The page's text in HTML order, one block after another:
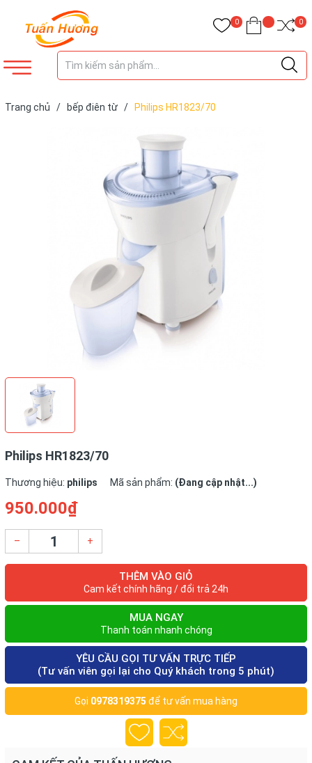
0 0
Trang chủ / bếp điên từ / Philips HR1823/70
Philips HR1823/70
Thương hiệu: philips Mã sản phẩm: (Đang cập nhật...)
950.000₫
– +
THÊM VÀO GIỎ
Cam kết chính hãng / đổi trả 24h
MUA NGAY
Thanh toán nhanh chóng
YÊU CẦU GỌI TƯ VẤN TRỰC TIẾP
(Tư vấn viên gọi lại cho Quý khách trong 5 phút)
Gọi 0978319375 để tư vấn mua hàng